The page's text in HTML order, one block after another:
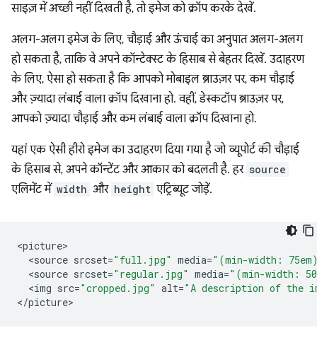
साइज़ में अच्छी नहीं दिखती है, तो इमेज को क्रॉप करके देखें.
अलग-अलग इमेज के लिए, चौड़ाई और ऊंचाई का अनुपात अलग-अलग
हो सकता है, ताकि वे अपने कॉन्टेक्स्ट के हिसाब से बेहतर दिखें. उदाहरण
के लिए, ऐसा हो सकता है कि आपको मोबाइल ब्राउज़र पर, कम चौड़ाई
और ज़्यादा लंबाई वाला क्रॉप दिखाना हो. वहीं, डेस्कटॉप ब्राउज़र पर,
आपको ज़्यादा चौड़ाई और कम लंबाई वाला क्रॉप दिखाना हो.
यहां एक ऐसी हीरो इमेज का उदाहरण दिया गया है जो व्यूपोर्ट की चौड़ाई
के हिसाब से, अपने कॉन्टेंट और आकार को बदलती है. हर source
एलिमेंट में width और height एट्रिब्यूट जोड़ें.
<picture
<source srcset="full.jpg" media="(min-width:
<source srcset="regular.jpg" media="(min-width:
<img src="cropped.jpg" alt="A description of the
</picture